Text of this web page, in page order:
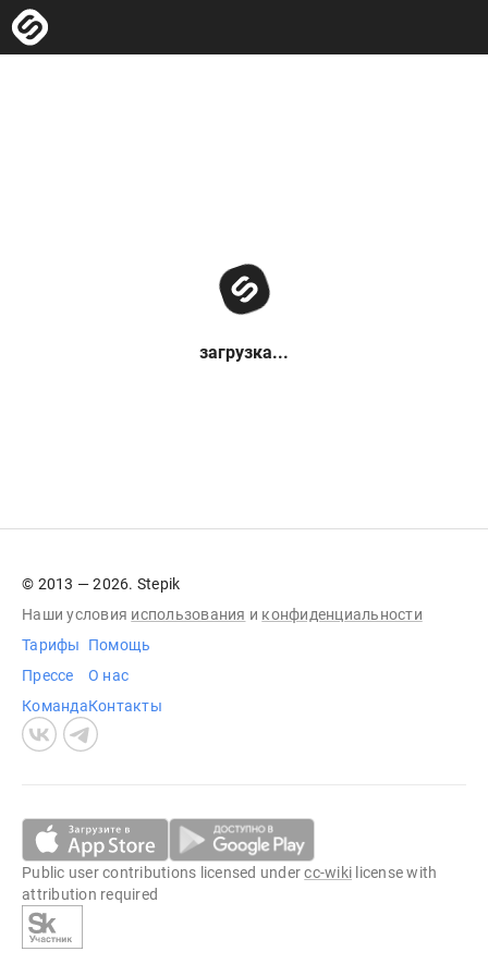
загрузка...
© 2013 — 2026. Stepik
Наши условия использования и конфиденциальности
Тарифы
Прессе
Команда
Помощь
О нас
Контакты
Public user contributions licensed undercc-wiki license with
attribution required